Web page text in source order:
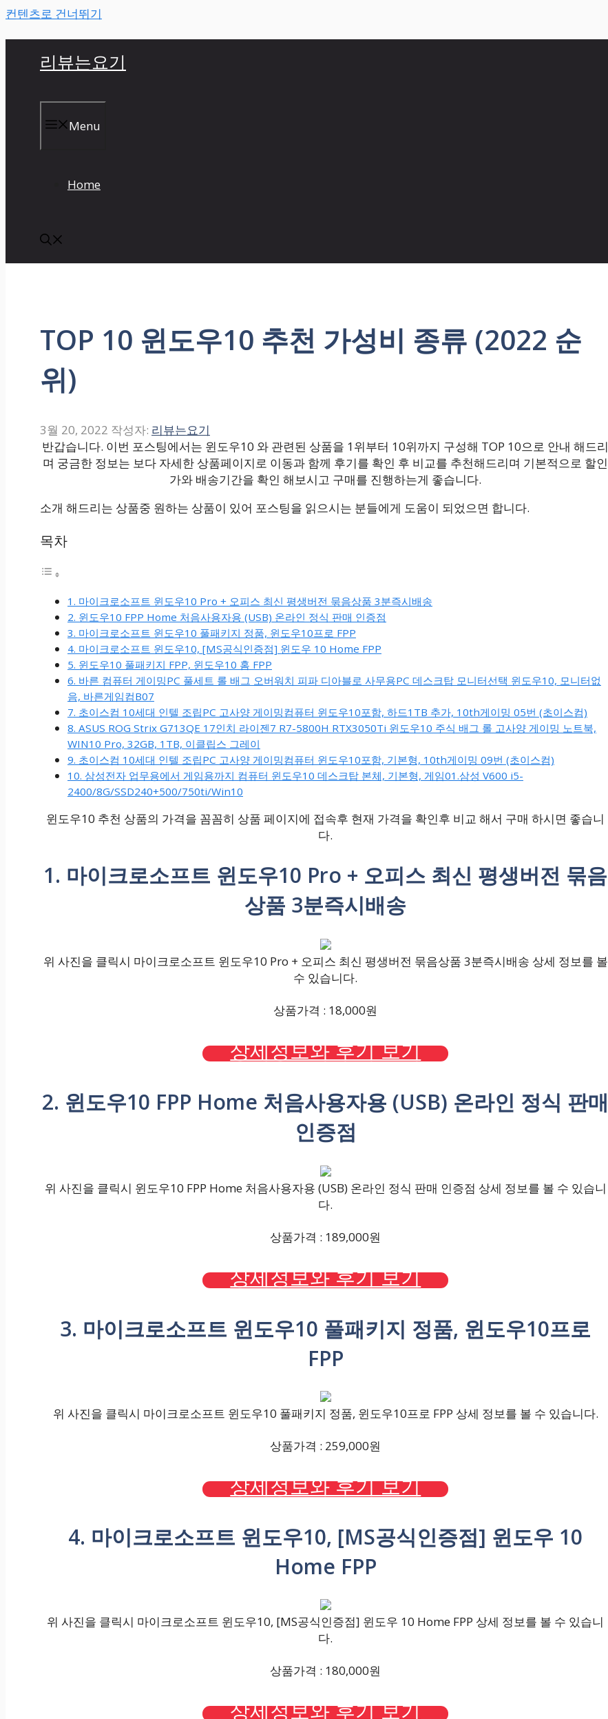
컨텐츠로 건너뛰기
리뷰는요기
Menu
Home
TOP 10 윈도우10 추천 가성비 종류 (2022 순
위)
3월 20, 2022 작성자: 리뷰는요기
반갑습니다. 이번 포스팅에서는 윈도우10 와 관련된 상품을 1위부터 10위까지 구성해 TOP 10으로 안내 해드리
며 궁금한 정보는 보다 자세한 상품페이지로 이동과 함께 후기를 확인 후 비교를 추천해드리며 기본적으로 할인
가와 배송기간을 확인 해보시고 구매를 진행하는게 좋습니다.
소개 해드리는 상품중 원하는 상품이 있어 포스팅을 읽으시는 분들에게 도움이 되었으면 합니다.
목차
1. 마이크로소프트 윈도우10 Pro + 오피스 최신 평생버전 묶음상품 3분즉시배송
2. 윈도우10 FPP Home 처음사용자용 (USB) 온라인 정식 판매 인증점
3. 마이크로소프트 윈도우10 풀패키지 정품, 윈도우10프로 FPP
4. 마이크로소프트 윈도우10, [MS공식인증점] 윈도우 10 Home FPP
5. 윈도우10 풀패키지 FPP, 윈도우10 홈 FPP
6. 바른 컴퓨터 게이밍PC 풀세트 롤 배그 오버워치 피파 디아블로 사무용PC 데스크탑 모니터선택 윈도우10, 모니터없
음, 바른게임컴B07
7. 초이스컴 10세대 인텔 조립PC 고사양 게이밍컴퓨터 윈도우10포함, 하드1TB 추가, 10th게이밍 05번 (초이스컴)
8. ASUS ROG Strix G713QE 17인치 라이젠7 R7-5800H RTX3050Ti 윈도우10 주식 배그 롤 고사양 게이밍 노트북,
WIN10 Pro, 32GB, 1TB, 이클립스 그레이
9. 초이스컴 10세대 인텔 조립PC 고사양 게이밍컴퓨터 윈도우10포함, 기본형, 10th게이밍 09번 (초이스컴)
10. 삼성전자 업무용에서 게임용까지 컴퓨터 윈도우10 데스크탑 본체, 기본형, 게임01.삼성 V600 i5-
2400/8G/SSD240+500/750ti/Win10
윈도우10 추천 상품의 가격을 꼼꼼히 상품 페이지에 접속후 현재 가격을 확인후 비교 해서 구매 하시면 좋습니
다.
1. 마이크로소프트 윈도우10 Pro + 오피스 최신 평생버전 묶음
상품 3분즉시배송
위 사진을 클릭시 마이크로소프트 윈도우10 Pro + 오피스 최신 평생버전 묶음상품 3분즉시배송 상세 정보를 볼
수 있습니다.
상품가격 : 18,000원
상세정보와 후기 보기
2. 윈도우10 FPP Home 처음사용자용 (USB) 온라인 정식 판매
인증점
위 사진을 클릭시 윈도우10 FPP Home 처음사용자용 (USB) 온라인 정식 판매 인증점 상세 정보를 볼 수 있습니
다.
상품가격 : 189,000원
상세정보와 후기 보기
3. 마이크로소프트 윈도우10 풀패키지 정품, 윈도우10프로
FPP
위 사진을 클릭시 마이크로소프트 윈도우10 풀패키지 정품, 윈도우10프로 FPP 상세 정보를 볼 수 있습니다.
상품가격 : 259,000원
상세정보와 후기 보기
4. 마이크로소프트 윈도우10, [MS공식인증점] 윈도우 10
Home FPP
위 사진을 클릭시 마이크로소프트 윈도우10, [MS공식인증점] 윈도우 10 Home FPP 상세 정보를 볼 수 있습니
다.
상품가격 : 180,000원
상세정보와 후기 보기